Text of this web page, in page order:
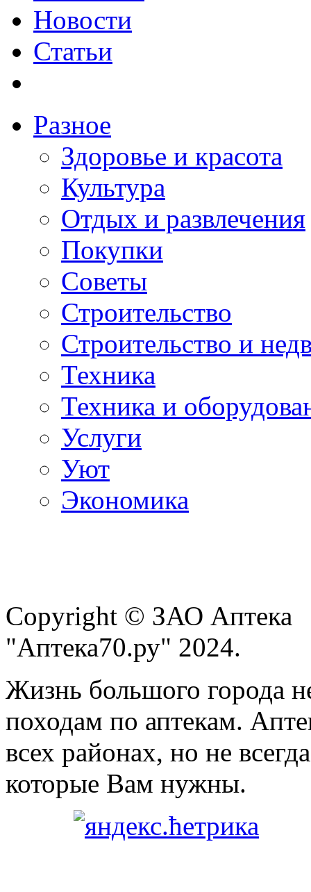
Новости
Статьи
Разное
Здоровье и красота
Культура
Отдых и развлечения
Покупки
Советы
Строительство
Строительство и
Техника
Техника и
Услуги
Уют
Экономика
Copyright © ЗАО Аптека
"Аптека70.ру" 2024.
Жизнь большого города
походам по аптекам.
всех районах, но не
которые Вам нужны.